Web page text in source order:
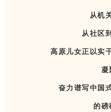
从机
从社区
高原儿女正以实
凝
奋力谱写中国
的磅